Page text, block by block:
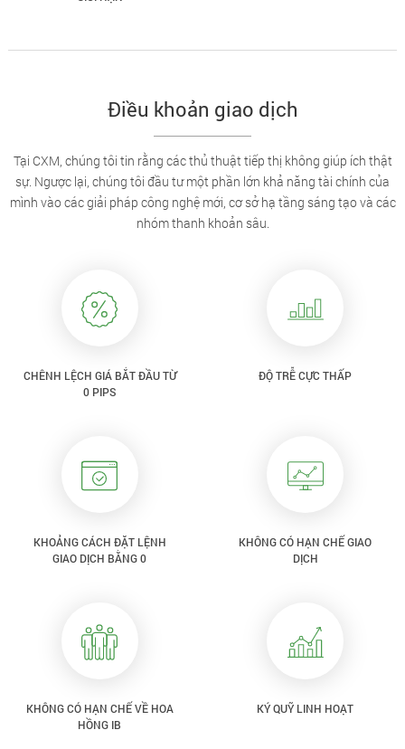
Điều khoản giao dịch
Tại CXM, chúng tôi tin rằng các thủ thuật tiếp thị không giúp ích thật
sự. Ngược lại, chúng tôi đầu tư một phần lớn khả năng tài chính của
mình vào các giải pháp công nghệ mới, cơ sở hạ tầng sáng tạo và các
nhóm thanh khoản sâu.
CHÊNH LỆCH GIÁ BẮT ĐẦU TỪ
0 PIPS
ĐỘ TRỄ CỰC THẤP
KHOẢNG CÁCH ĐẶT LỆNH
GIAO DỊCH BẰNG 0
KHÔNG CÓ HẠN CHẾ GIAO
DỊCH
KHÔNG CÓ HẠN CHẾ VỀ HOA
HỒNG IB
KÝ QUỸ LINH HOẠT